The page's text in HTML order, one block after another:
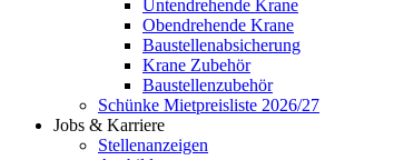
Untendrehende Krane
Obendrehende Krane
Baustellenabsicherung
Krane Zubehör
Baustellenzubehör
Schünke Mietpreisliste 2026/27
Jobs & Karriere
Stellenanzeigen